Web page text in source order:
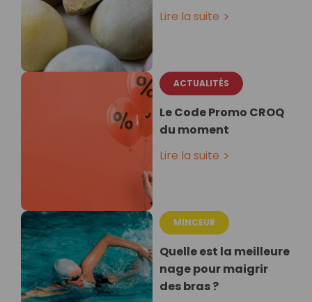
Lire la suite
ACTUALITÉS
Le Code Promo CROQ
du moment
Lire la suite
MINCEUR
Quelle est la meilleure
nage pour maigrir
des bras ?